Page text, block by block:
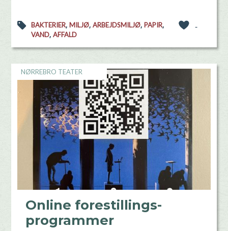
BAKTERIER, MILJØ, ARBEJDSMILJØ, PAPIR,
VAND, AFFALD
-
NØRREBRO TEATER
Online forestillings-
programmer